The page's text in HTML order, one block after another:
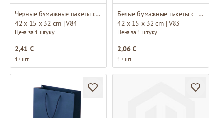
Чёрные бумажные пакеты с тканевыми ручками
42 x 15 x 32 cm | V84
Цена за 1 штуку
2,41 €
1+ шт.
Белые бумажные пакеты с тканевыми ручками
42 x 15 x 32 cm | V83
Цена за 1 штуку
2,06 €
1+ шт.